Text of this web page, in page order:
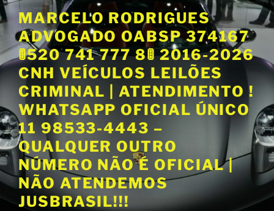
P
u
a
r
r
a
o
c
o
n
t
MARCELO RODRIGUES
ADVOGADO OABSP 374167
🚦520 741 777 8🚦 2016-2026
CNH VEÍCULOS LEILÕES
CRIMINAL | ATENDIMENTO !
WHATSAPP OFICIAL ÚNICO
11 98533-4443 –
QUALQUER OUTRO
NÚMERO NÃO É OFICIAL |
NÃO ATENDEMOS
JUSBRASIL!!!